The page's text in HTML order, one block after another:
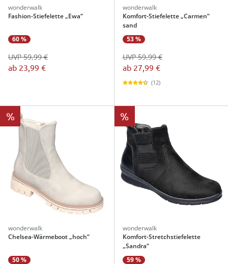
wonderwalk
Fashion-Stiefelette „Ewa“
60 %
ab 23,99 €
UVP 59,99 €
wonderwalk
Komfort-Stiefelette „Carmen“
sand
53 %
ab 27,99 €
UVP 59,99 €
(12)
%
wonderwalk
Chelsea-Wärmeboot „hoch“
50 %
%
wonderwalk
Komfort-Stretchstiefelette
„Sandra“
59 %